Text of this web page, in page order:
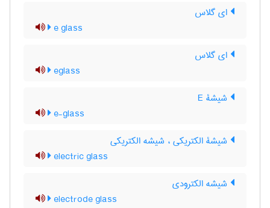
ای گلاس
e glass
ای گلاس
eglass
شیشۀ E
e-glass
شیشۀ الکتریکی ، شیشه الکتریکی
electric glass
شیشه الکترودی
electrode glass